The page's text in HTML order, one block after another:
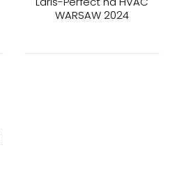
WARSAW 2024